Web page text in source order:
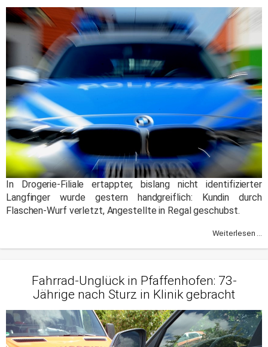
In Drogerie-Filiale ertappter, bislang nicht identifizierter
Langfinger wurde gestern handgreiflich: Kundin durch
Flaschen-Wurf verletzt, Angestellte in Regal geschubst.
Weiterlesen ...
Fahrrad-Unglück in Pfaffenhofen: 73-
Jährige nach Sturz in Klinik gebracht